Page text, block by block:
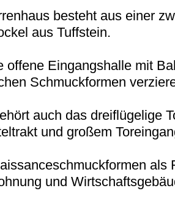
besteht aus einer
aus Tuffstein.
offene Eingangshalle mit
Schmuckformen
auch das dreiflügelige
und großem
als
und